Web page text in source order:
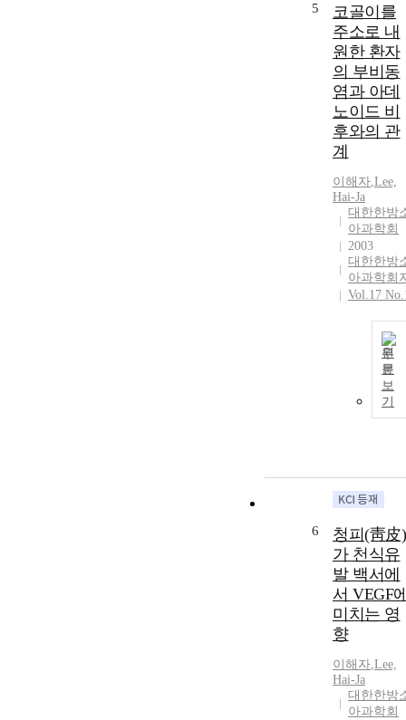
5
코골이를
주소로 내
원한 환자
의 부비동
염과 아데
노이드 비
후와의 관
계
이해자,Lee,
Hai-Ja
대한한방
아과학회
2003
대한한방
아과학회
Vol.17
원
문
보
기
6
청피(靑皮)
가 천식유
발 백서에
서 VEGF
미치는 영
향
이해자,Lee,
Hai-Ja
대한한방
아과학회